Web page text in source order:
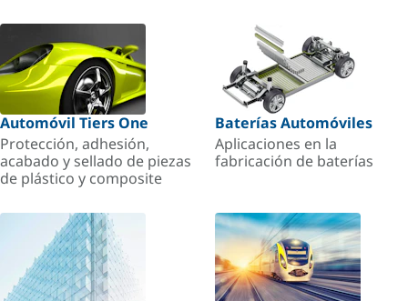
Automóvil Tiers One
Protección, adhesión,
acabado y sellado de piezas
de plástico y composite
Baterías Automóviles
Aplicaciones en la
fabricación de baterías